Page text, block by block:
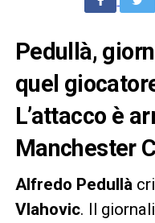
Pedullà,
quel
L’attacco è
Manchester
Alfredo Pedullà
Vlahovic. Il